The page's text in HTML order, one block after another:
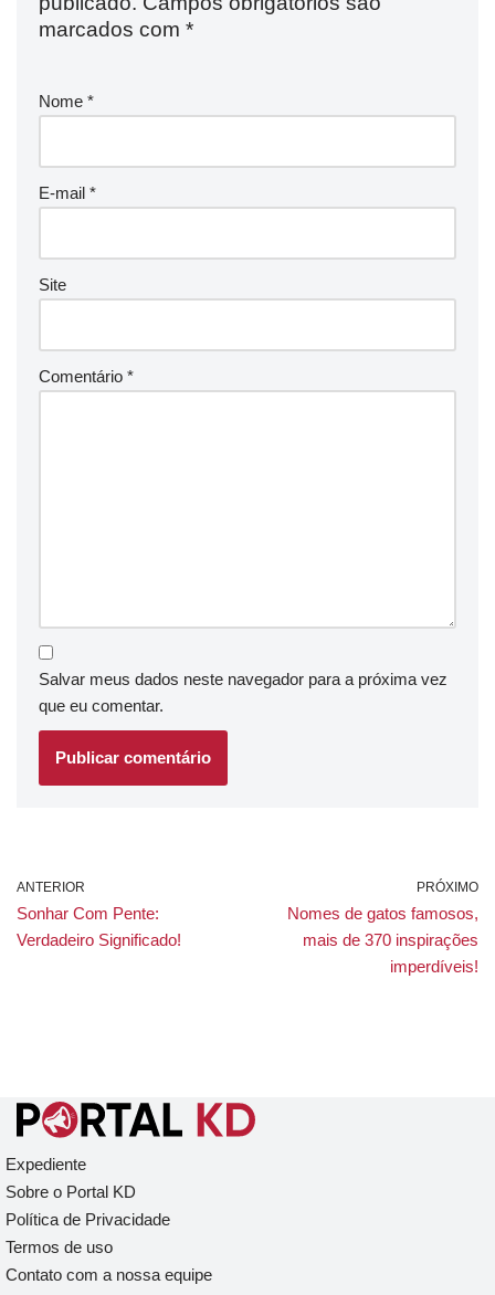
marcados com *
Nome *
E-mail *
Site
Comentário *
Salvar meus dados neste navegador para a próxima vez
que eu comentar.
ANTERIOR
Sonhar Com Pente:
Verdadeiro Significado!
PRÓXIMO
Nomes de gatos famosos,
mais de 370 inspirações
imperdíveis!
Expediente
Sobre o Portal KD
Política de Privacidade
Termos de uso
Contato com a nossa equipe